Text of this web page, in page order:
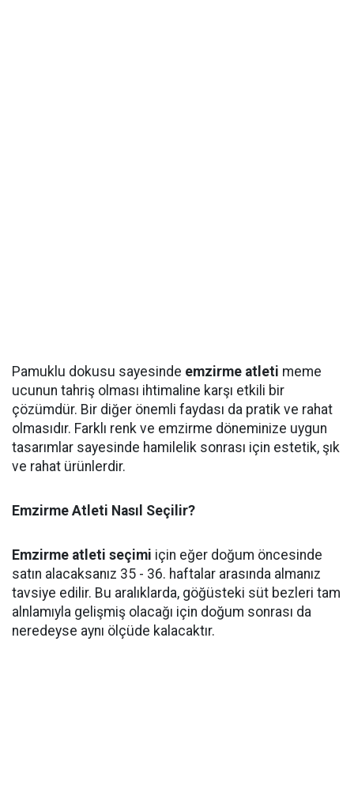
Pamuklu dokusu sayesinde emzirme atleti meme
ucunun tahriş olması ihtimaline karşı etkili bir
çözümdür. Bir diğer önemli faydası da pratik ve rahat
olmasıdır. Farklı renk ve emzirme döneminize uygun
tasarımlar sayesinde hamilelik sonrası için estetik, şık
ve rahat ürünlerdir.
Emzirme Atleti Nasıl Seçilir?
Emzirme atleti seçimi için eğer doğum öncesinde
satın alacaksanız 35 - 36. haftalar arasında almanız
tavsiye edilir. Bu aralıklarda, göğüsteki süt bezleri tam
alnlamıyla gelişmiş olacağı için doğum sonrası da
neredeyse aynı ölçüde kalacaktır.